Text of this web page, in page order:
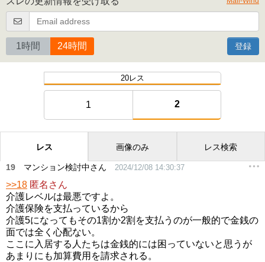
1時間 24時間 登録
20レス
1 2
レス 画像のみ レス検索
19 マンション検討中さん 2024/12/08 14:30:37
>>18 匿名さん
介護レベルは最悪ですよ。
介護保険を支払っているから
介護5になってもその1割か2割を支払うのが一般的で金銭の
面では全く心配ない。
ここに入居する人たちは金銭的には困っていないと思うが
あまりにも加算費用を請求される。